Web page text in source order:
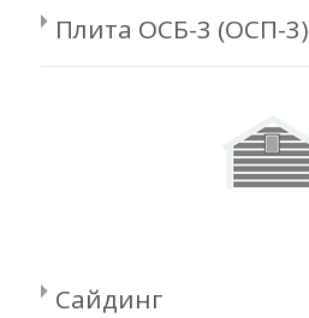
Плита ОСБ-3 (ОСП-3)
Сайдинг